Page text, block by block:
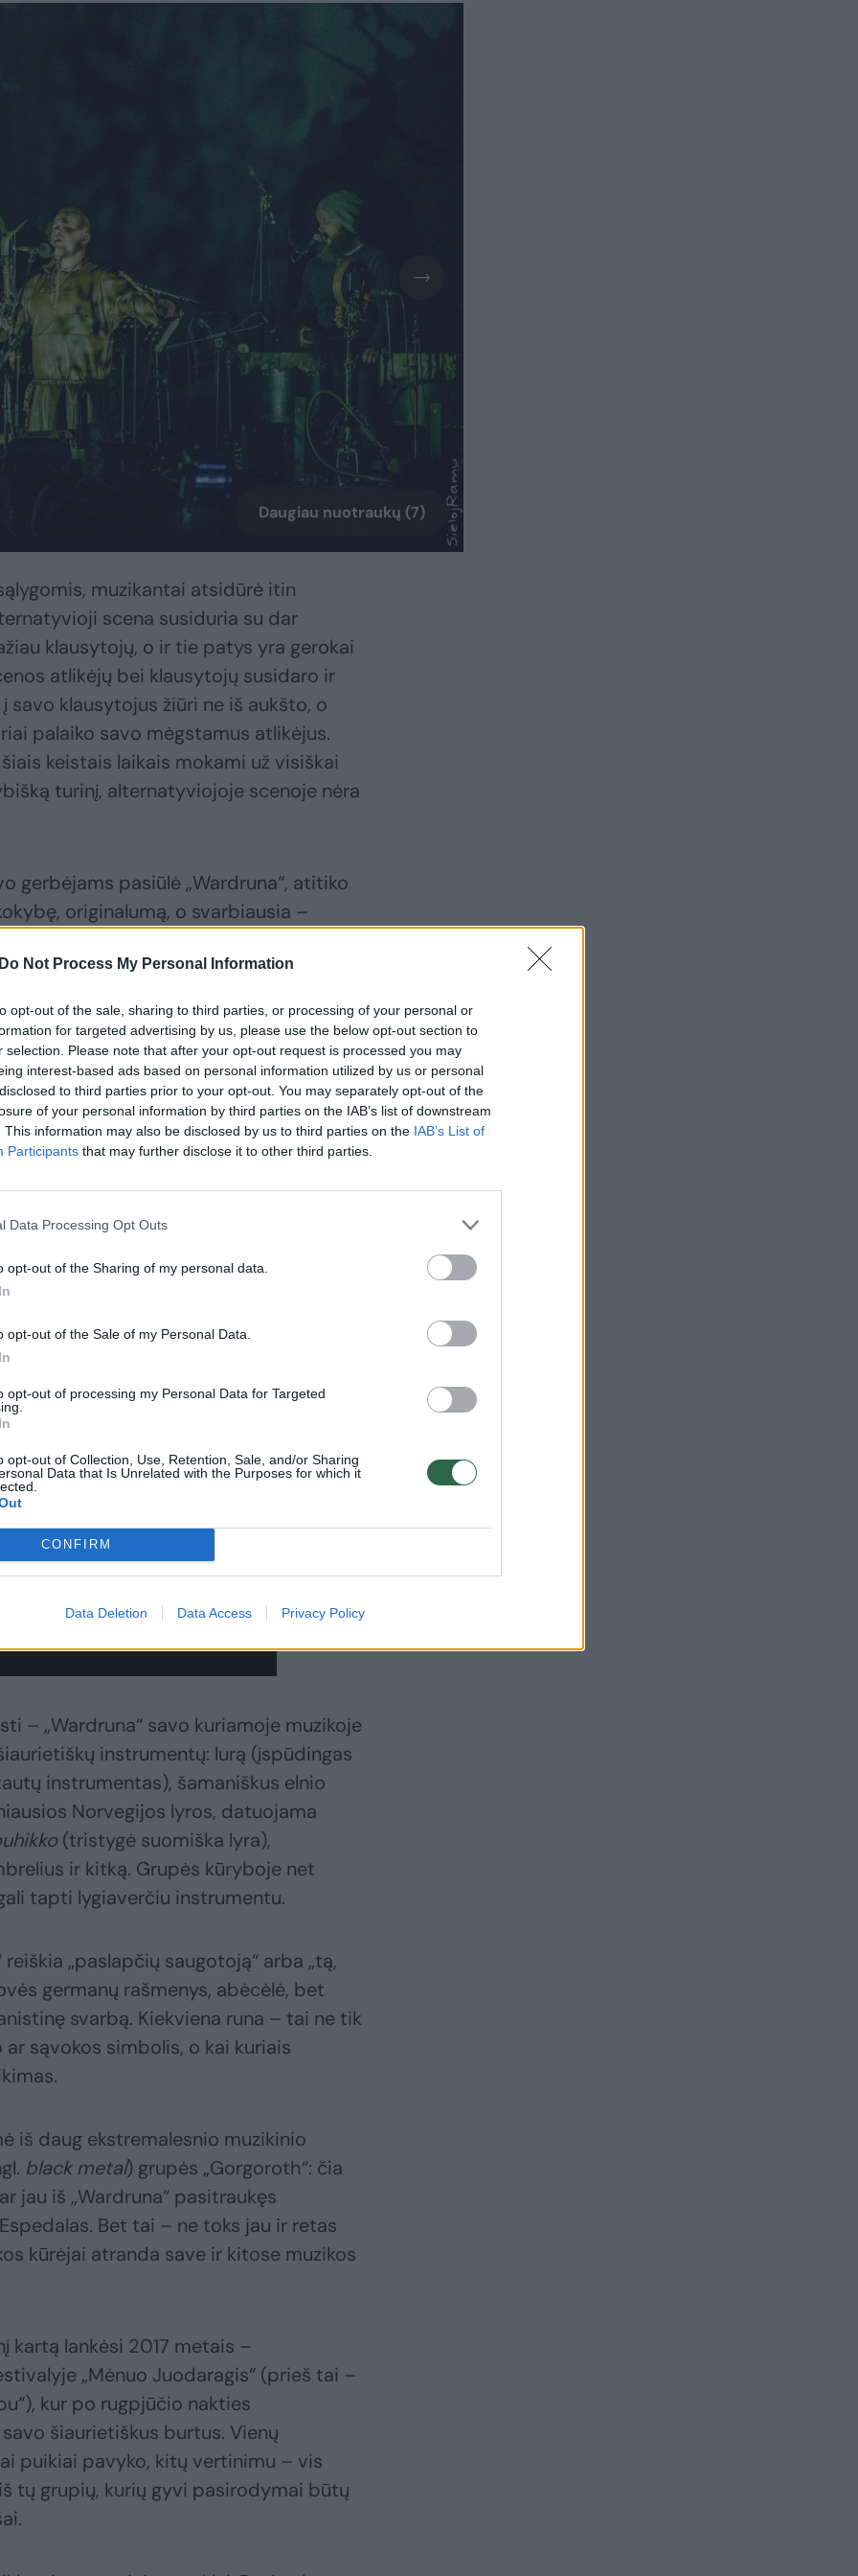
Do Not Process My Personal Information
opt-out of the sale, sharing to third parties, or processing of your personal or
for targeted advertising by us, please use the below opt-out section to
selection. Please note that after your opt-out request is processed you may
interest-based ads based on personal information utilized by us or personal
to third parties prior to your opt-out. You may separately opt-out of the
of your personal information by third parties on the IAB’s list of downstream
This information may also be disclosed by us to third parties on the IAB’s List of
Participants that may further disclose it to other third parties.
Data Processing Opt Outs
opt-out of the Sharing of my personal data.
opt-out of the Sale of my Personal Data.
opt-out of processing my Personal Data for Targeted
opt-out of Collection, Use, Retention, Sale, and/or Sharing
Data that Is Unrelated with the Purposes for which it
CONFIRM
Data Deletion Data Access Privacy Policy
Daugiau nuotraukų (7)
muzikantai atsidūrė itin
scena susiduria su dar
klausytojų, o ir tie patys yra gerokai
atlikėjų bei klausytojų susidaro ir
savo klausytojus žiūri ne iš aukšto, o
palaiko savo mėgstamus atlikėjus.
keistais laikais mokami už visiškai
turinį, alternatyviojoje scenoje nėra
gerbėjams pasiūlė „Wardruna“, atitiko
originalumą, o svarbiausia –
kad jau seniai tupi įkyrėjusiuose
pasijusti, lyg vėl būtum
ambient / šiaurietiško folkloro /
keliu vedama lyderio Einaro Selviko. Tai
Šiaure ir skandinaviškuoju
kalba (bet kažkodėl tai visiškai
šios kalbos žodžio. Pats vokalas, jo
ir išraiškingiau), lėtas, ramus
aidintys balsai ir neįprasti,
– „Wardruna“ savo kuriamoje muzikoje
instrumentų: lurą (įspūdingas
instrumentas), šamaniškus elnio
Norvegijos lyros, datuojama
(tristygė suomiška lyra),
ir kitką. Grupės kūryboje net
tapti lygiaverčiu instrumentu.
„paslapčių saugotoją“ arba „tą,
germanų rašmenys, abėcėlė, bet
svarbą. Kiekviena runa – tai ne tik
sąvokos simbolis, o kai kuriais
iš daug ekstremalesnio muzikinio
black metal) grupės „Gorgoroth“: čia
jau iš „Wardruna“ pasitraukęs
Bet tai – ne toks jau ir retas
kūrėjai atranda save ir kitose muzikos
kartą lankėsi 2017 metais –
„Mėnuo Juodaragis“ (prieš tai –
kur po rugpjūčio nakties
šiaurietiškus burtus. Vienų
puikiai pavyko, kitų vertinimu – vis
tų grupių, kurių gyvi pasirodymai būtų